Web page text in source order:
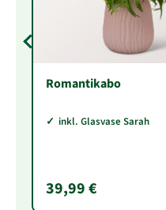
Romantikabo
inkl. Glasvase Sarah
39,99 €